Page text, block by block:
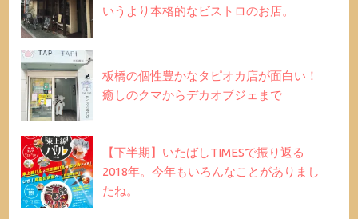
いうより本格的なビストロのお店。
板橋の個性豊かなタピオカ店が面白い！
癒しのクマからデカオブジェまで
【下半期】いたばしTIMESで振り返る
2018年。今年もいろんなことがありまし
たね。